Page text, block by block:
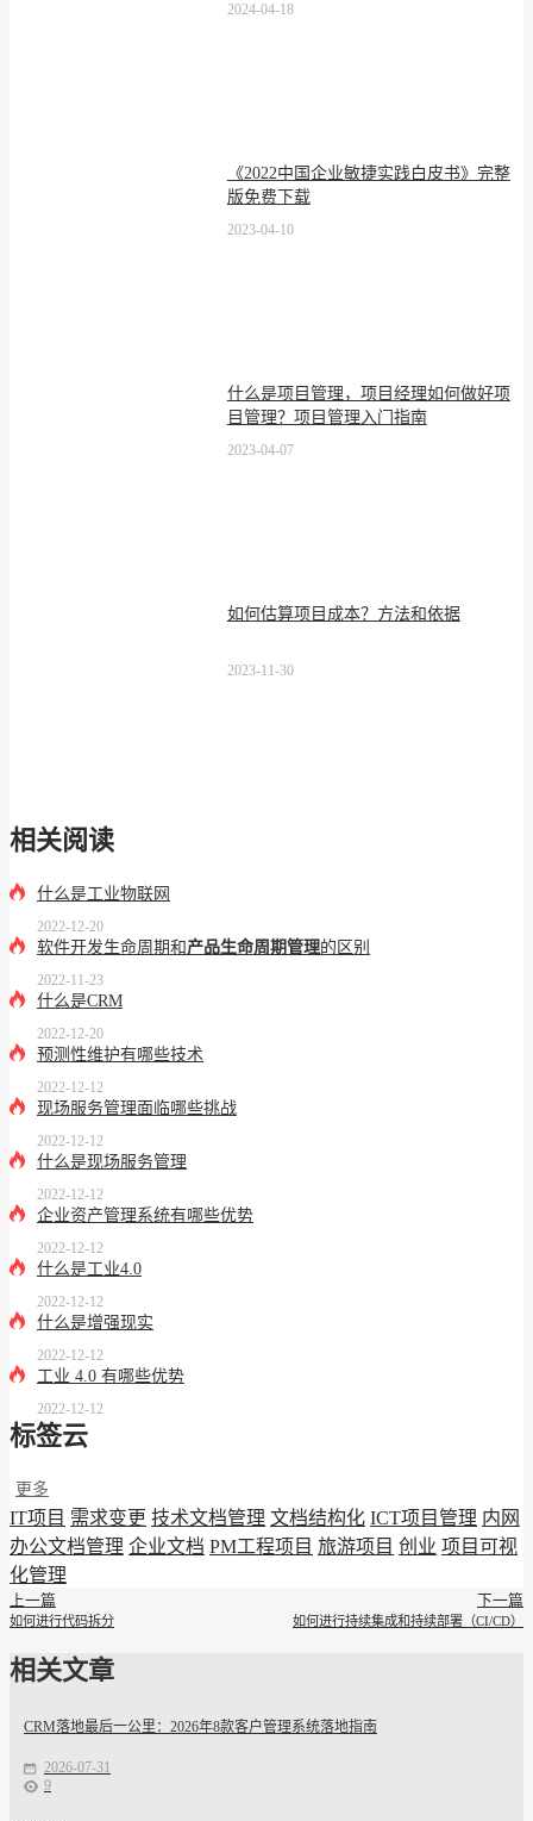
2024-04-18
《2022中国企业敏捷实践白皮书》完整
版免费下载
2023-04-10
什么是项目管理，项目经理如何做好项
目管理？项目管理入门指南
2023-04-07
如何估算项目成本？方法和依据
2023-11-30
相关阅读
什么是工业物联网
2022-12-20
软件开发生命周期和 产品生命周期管理的区别
2022-11-23
什么是CRM
2022-12-20
预测性维护有哪些技术
2022-12-12
现场服务管理面临哪些挑战
2022-12-12
什么是现场服务管理
2022-12-12
企业资产管理系统有哪些优势
2022-12-12
什么是工业4.0
2022-12-12
什么是增强现实
2022-12-12
工业 4.0 有哪些优势
2022-12-12
标签云
更多
IT项目 需求变更 技术文档管理 文档结构化 ICT项目管理 内网
办公文档管理 企业文档 PM工程项目 旅游项目 创业 项目可视
化管理
上一篇
如何进行代码拆分
下一篇
如何进行持续集成和持续部署（CI/CD）
相关文章
CRM落地最后一公里：2026年8款客户管理系统落地指南
2026-07-31
9